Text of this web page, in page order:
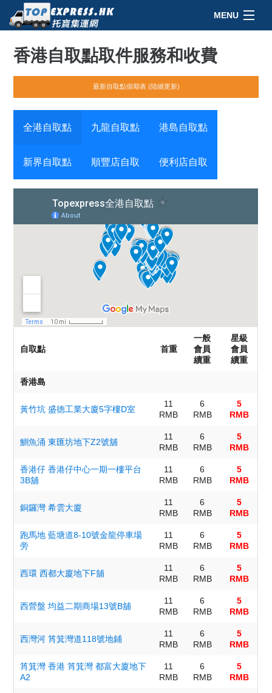
MENU
最新消息
優惠獎賞
常見問題
連絡我們
香港自取點取件服務和收費
最新自取點假期表 (陸續更新)
全港自取點 九龍自取點 港島自取點
新界自取點 順豐店自取 便利店自取
自取點 首重
一般
會員
續重
星級
會員
續重
香港島
黃竹坑 盛德工業大廈5字樓D室
11
RMB
6
RMB
5
RMB
鰂魚涌 東匯坊地下Z2號舖
11
RMB
6
RMB
5
RMB
香港仔 香港仔中心一期一樓平台
3B舖
11
RMB
6
RMB
5
RMB
銅鑼灣 希雲大廈
11
RMB
6
RMB
5
RMB
跑馬地 藍塘道8-10號金龍停車場
旁
11
RMB
6
RMB
5
RMB
西環 西都大廈地下F舖
11
RMB
6
RMB
5
RMB
西營盤 均益二期商場13號B舖
11
RMB
6
RMB
5
RMB
西灣河 筲箕灣道118號地鋪
11
RMB
6
RMB
5
RMB
筲箕灣 香港 筲箕灣 都富大廈地下
A2
11
RMB
6
RMB
5
RMB